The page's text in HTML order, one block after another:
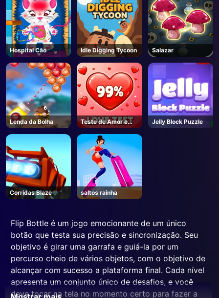
Hospital Cão Idle Digging Tycoon Salazar
Lenda da Bolha
Teste de Amor e
Calculadora
Jelly Block Puzzle
Corridas Blaze saltos rainha
Flip Bottle é um jogo emocionante de um único
botão que testa sua precisão e sincronização. Seu
objetivo é girar uma garrafa e guiá-la por um
percurso cheio de vários objetos, com o objetivo de
alcançar com sucesso a plataforma final. Cada nível
apresenta um conjunto único de desafios, e você
deve tocar na tela no momento certo para fazer a